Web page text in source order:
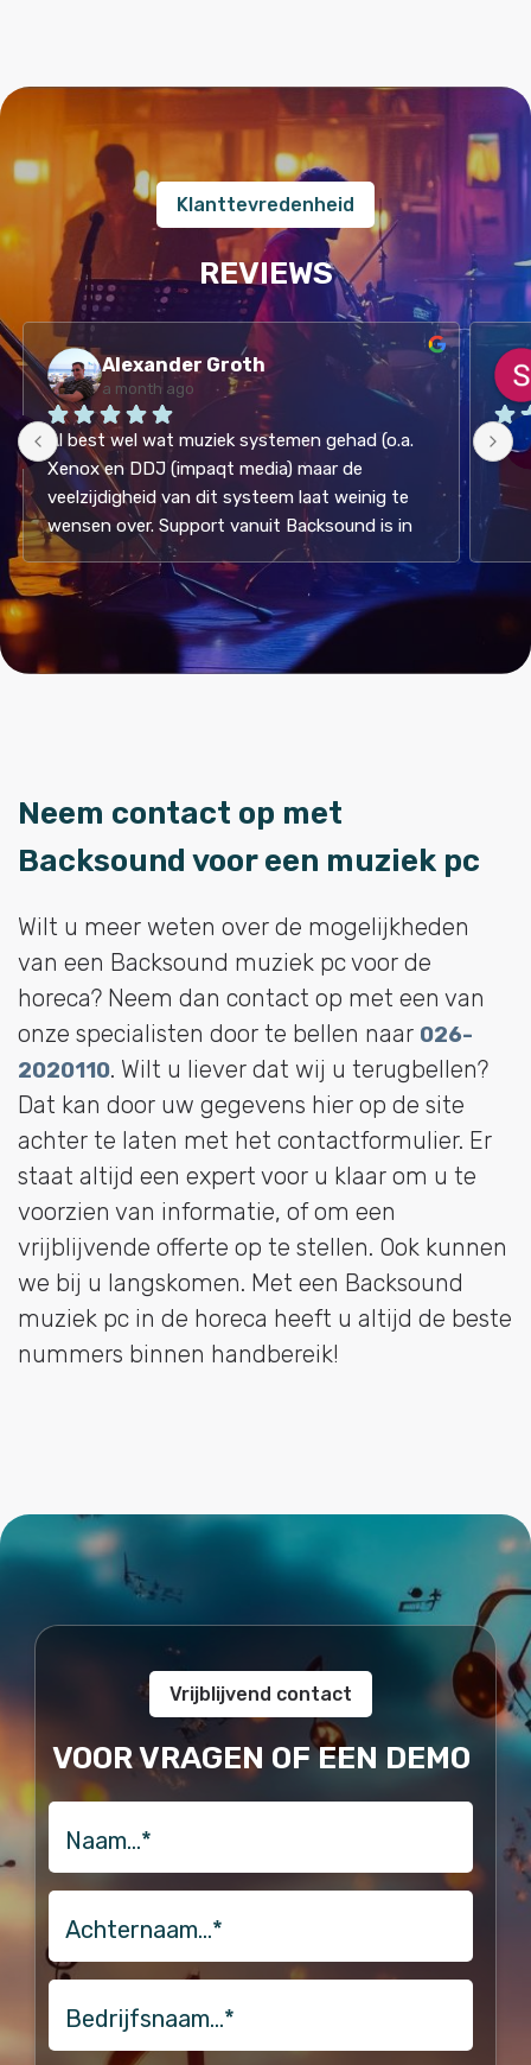
Klanttevredenheid
REVIEWS
Alexander Groth
a month ago
Al best wel wat muziek systemen gehad (o.a.
Xenox en DDJ (impaqt media) maar de
veelzijdigheid van dit systeem laat weinig te
wensen over. Support vanuit Backsound is in
een woord: "super!". Vraag gewoon een demo
aan. (Oh, ja niet duur. Volgens mij de
goedkoopste in deze markt. )
Neem contact op met
Backsound voor een muziek pc
Wilt u meer weten over de mogelijkheden
van een Backsound muziek pc voor de
horeca? Neem dan contact op met een van
onze specialisten door te bellen naar 026-
2020110. Wilt u liever dat wij u terugbellen?
Dat kan door uw gegevens hier op de site
achter te laten met het contactformulier. Er
staat altijd een expert voor u klaar om u te
voorzien van informatie, of om een
vrijblijvende offerte op te stellen. Ook kunnen
we bij u langskomen. Met een Backsound
muziek pc in de horeca heeft u altijd de beste
nummers binnen handbereik!
Vrijblijvend contact
VOOR VRAGEN OF EEN DEMO
naam
Achternaam…
Bedrijfsnaam…